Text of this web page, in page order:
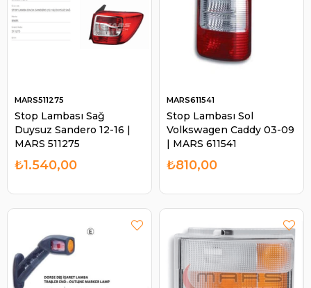
Stop Lambası Sağ
Duysuz Sandero 12-16 |
MARS 511275
MARS511275
₺1.540,00
Stop Lambası Sol
Volkswagen Caddy 03-09
| MARS 611541
MARS611541
₺810,00